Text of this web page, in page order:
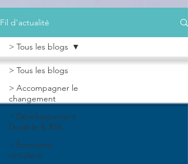
Fil d'actualité
> Tous les blogs
> Accompagner le
changement
> Développement
Durable & RSE
> Économie
circulaire
> Tous les blogs